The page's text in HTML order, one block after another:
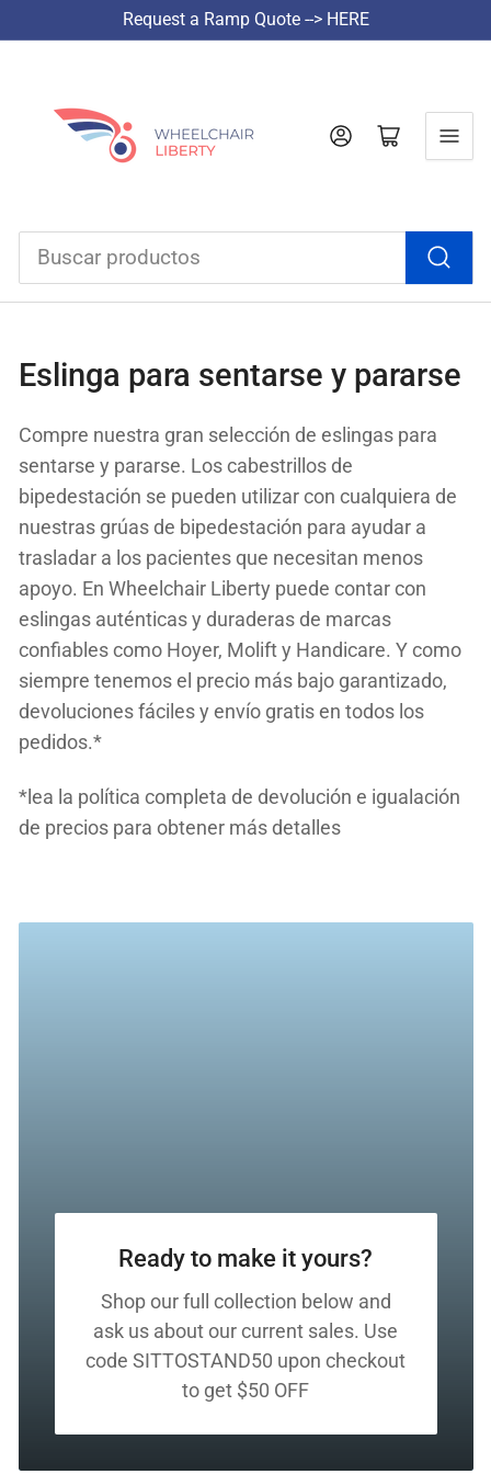
Request a Ramp Quote --> HERE
productos
Iniciar sesiónAbrir cesta pequeña
Eslinga para sentarse y pararse
Compre nuestra gran selección de eslingas para
sentarse y pararse. Los cabestrillos de
bipedestación se pueden utilizar con cualquiera de
nuestras grúas de bipedestación para ayudar a
trasladar a los pacientes que necesitan menos
apoyo. En Wheelchair Liberty puede contar con
eslingas auténticas y duraderas de marcas
confiables como Hoyer, Molift y Handicare. Y como
siempre tenemos el precio más bajo garantizado,
devoluciones fáciles y envío gratis en todos los
pedidos.*
*lea la política completa de devolución e igualación
de precios para obtener más detalles
Ready to make it yours?
Shop our full collection below and
ask us about our current sales. Use
code SITTOSTAND50 upon checkout
to get $50 OFF